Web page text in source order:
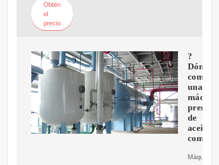
Obtén
el
precio
?
Dónde
una
de
aceite
Máquina